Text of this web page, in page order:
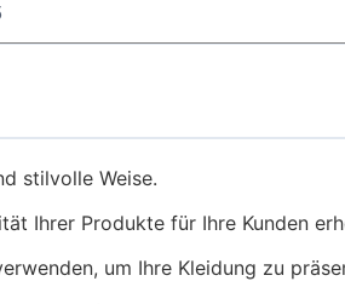
stilvolle Weise.
Ihrer Produkte für Ihre Kunden
um Ihre Kleidung zu